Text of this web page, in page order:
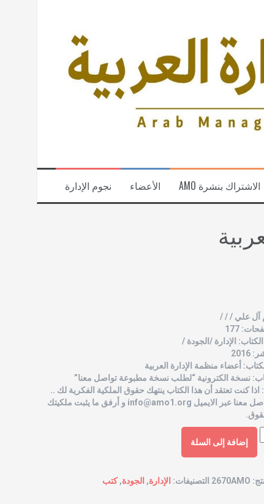
نجوم الإدارة الأعضاء الاشتراك بنشرة AMO
ﺁﻝ ﻋﻠﻲ / / /
177
الإدارة /الجودة /
2016
أعضاء منظمة الإدارة العربية
نسخة الكترونية “لطلب نسخة مطبوعة تواصل معنا”
كنت تعتقد أن هذا الكتاب ينتهك حقوق الملكية الفكرية لك ..
معنا عبر الايميل info@amo1.org و أرفق ما يثبت ملكيتك
إضافة إلى السلة
2670AMO التصنيفات: الإدارة, الجودة,كتب